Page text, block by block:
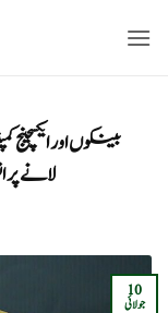
بینکوں اور
لانے
10
جولائی